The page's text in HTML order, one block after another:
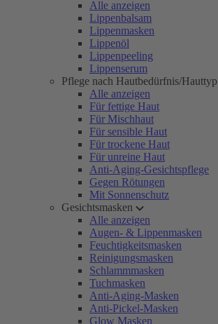
Alle anzeigen
Lippenbalsam
Lippenmasken
Lippenöl
Lippenpeeling
Lippenserum
Pflege nach Hautbedürfnis/Hauttyp
Alle anzeigen
Für fettige Haut
Für Mischhaut
Für sensible Haut
Für trockene Haut
Für unreine Haut
Anti-Aging-Gesichtspflege
Gegen Rötungen
Mit Sonnenschutz
Gesichtsmasken
Alle anzeigen
Augen- & Lippenmasken
Feuchtigkeitsmasken
Reinigungsmasken
Schlammmasken
Tuchmasken
Anti-Aging-Masken
Anti-Pickel-Masken
Glow Masken